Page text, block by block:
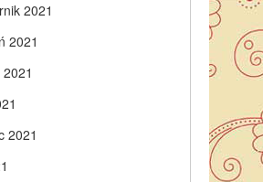
2021
2021
2021